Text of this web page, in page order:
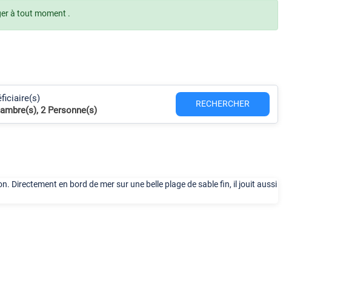
à tout moment .
2 Personne(s)
RECHERCHER
Directement en bord de mer sur une belle plage de sable fin, il jouit aussi